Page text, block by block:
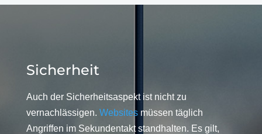
Sicherheit
Auch der Sicherheitsaspekt ist nicht zu
vernachlässigen. Websitesmüssen täglich
Angriffen im Sekundentakt standhalten. Es gilt,